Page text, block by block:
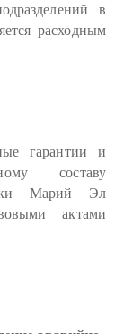
в
расходным
гарантии и
составу
Марий Эл
актами